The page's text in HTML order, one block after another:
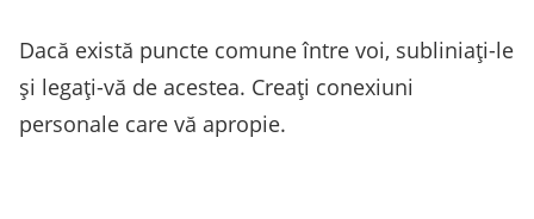
Dacă există puncte comune între voi, subliniați-le
și legați-vă de acestea. Creați conexiuni
personale care vă apropie.